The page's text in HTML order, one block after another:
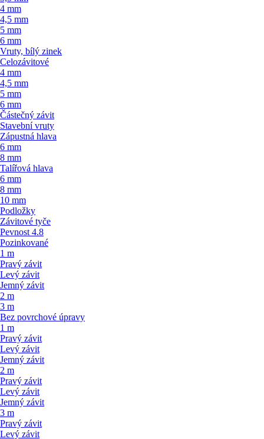
4 mm
4,5 mm
5 mm
6 mm
Vruty, bílý zinek
Celozávitové
4 mm
4,5 mm
5 mm
6 mm
Částečný závit
Stavební vruty
Zápustná hlava
6 mm
8 mm
Talířová hlava
6 mm
8 mm
10 mm
Podložky
Závitové tyče
Pevnost 4.8
Pozinkované
1 m
Pravý závit
Levý závit
Jemný závit
2 m
3 m
Bez povrchové úpravy
1 m
Pravý závit
Levý závit
Jemný závit
2 m
Pravý závit
Levý závit
Jemný závit
3 m
Pravý závit
Levý závit